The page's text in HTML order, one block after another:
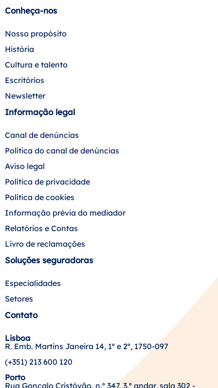
Conheça-nos
Nosso propósito
História
Cultura e talento
Escritórios
Newsletter
Informação legal
Canal de denúncias
Política do canal de denúncias
Aviso legal
Política de privacidade
Política de cookies
Informação prévia do mediador
Relatórios e Contas
Livro de reclamações
Soluções seguradoras
Especialidades
Setores
Contato
Lisboa
R. Emb. Martins Janeira 14, 1º e 2º, 1750-097
(+351) 213 600 120
Porto
Rua Gonçalo Cristóvão, n.º 347, 3.º andar, sala 302 -